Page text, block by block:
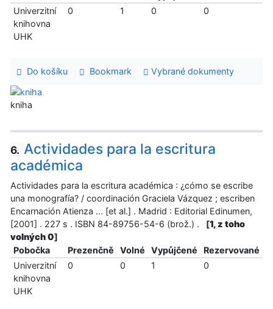
Univerzitní
knihovna
UHK
0 1 0 0
Do košíku Bookmark Vybrané dokumenty
kniha
6. Actividades para la escritura
académica
Actividades para la escritura académica : ¿cómo se escribe
una monografía? / coordinación Graciela Vázquez ; escriben
Encarnación Atienza ... [et al.] . Madrid : Editorial Edinumen,
[2001] . 227 s . ISBN 84-89756-54-6 (brož.) .
[1, z toho
volných 0]
Pobočka
Prezenčně Volné Vypůjčené
Rezervované
Univerzitní
knihovna
UHK
0 0 1 0